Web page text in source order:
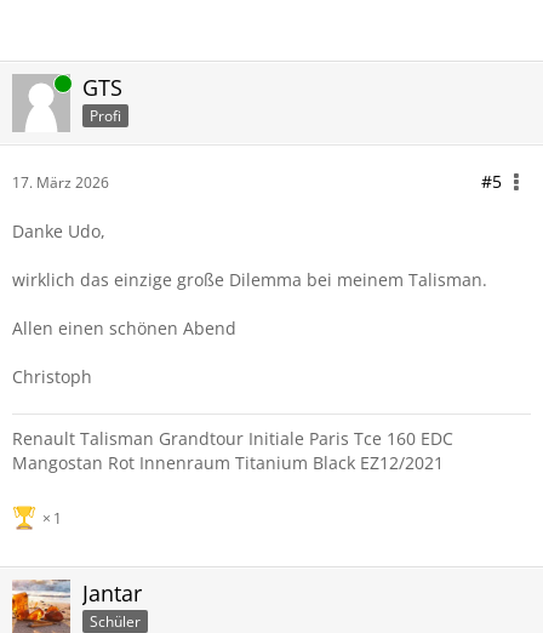
Online GTS
Profi
17. März 2026 #5
Danke Udo,
wirklich das einzige große Dilemma bei meinem Talisman.
Allen einen schönen Abend
Christoph
Renault Talisman Grandtour Initiale Paris Tce 160 EDC
Mangostan Rot Innenraum Titanium Black EZ12/2021
1
Jantar
Schüler